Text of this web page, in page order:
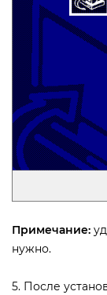
Примечание:
нужно.
5. После